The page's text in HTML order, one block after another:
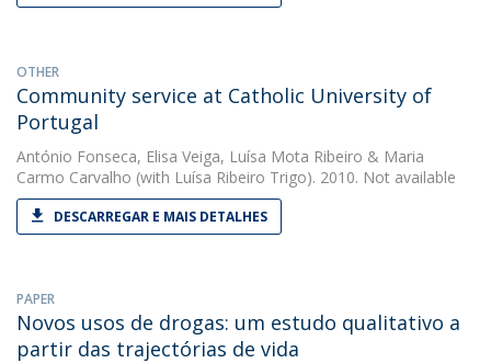
OTHER
Community service at Catholic University of
Portugal
António Fonseca, Elisa Veiga, Luísa Mota Ribeiro & Maria
Carmo Carvalho (with Luísa Ribeiro Trigo). 2010. Not available
DESCARREGAR E MAIS DETALHES
PAPER
Novos usos de drogas: um estudo qualitativo a
partir das trajectórias de vida